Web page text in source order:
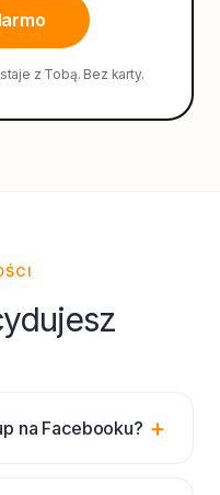
z Tobą. Bez karty.
na Facebooku? +